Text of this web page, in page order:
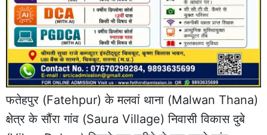
फतेहपुर (Fatehpur) केमलवां थाना (Malwan Thana)
क्षेत्र के सौंरा गांव (Saura Village) निवासी विकास दुबे